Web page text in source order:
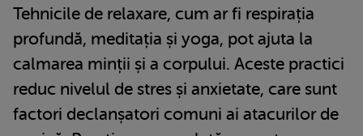
Tehnicile de relaxare, cum ar fi respirația
profundă, meditația și yoga, pot ajuta la
calmarea minții și a corpului. Aceste practici
reduc nivelul de stres și anxietate, care sunt
factori declanșatori comuni ai atacurilor de